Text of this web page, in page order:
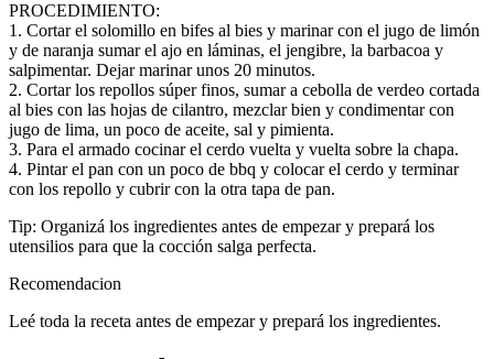
PROCEDIMIENTO:
1. Cortar el solomillo en bifes al bies y marinar con el jugo de limón
y de naranja sumar el ajo en láminas, el jengibre, la barbacoa y
salpimentar. Dejar marinar unos 20 minutos.
2. Cortar los repollos súper finos, sumar a cebolla de verdeo cortada
al bies con las hojas de cilantro, mezclar bien y condimentar con
jugo de lima, un poco de aceite, sal y pimienta.
3. Para el armado cocinar el cerdo vuelta y vuelta sobre la chapa.
4. Pintar el pan con un poco de bbq y colocar el cerdo y terminar
con los repollo y cubrir con la otra tapa de pan.
Tip: Organizá los ingredientes antes de empezar y prepará los
utensilios para que la cocción salga perfecta.
Recomendacion
Leé toda la receta antes de empezar y prepará los ingredientes.